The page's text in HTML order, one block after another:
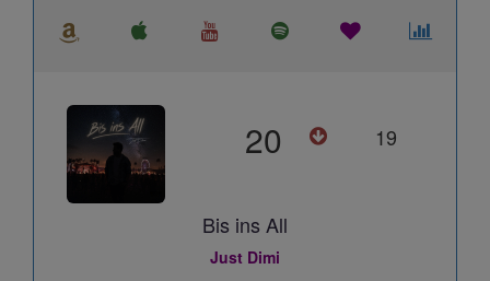
20 19
Bis ins All
Just Dimi